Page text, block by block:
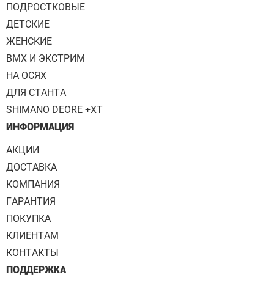
ПОДРОСТКОВЫЕ
ДЕТСКИЕ
ЖЕНСКИЕ
BMX И ЭКСТРИМ
НА ОСЯХ
ДЛЯ СТАНТА
SHIMANO DEORE +XT
ИНФОРМАЦИЯ
АКЦИИ
ДОСТАВКА
КОМПАНИЯ
ГАРАНТИЯ
ПОКУПКА
КЛИЕНТАМ
КОНТАКТЫ
ПОДДЕРЖКА